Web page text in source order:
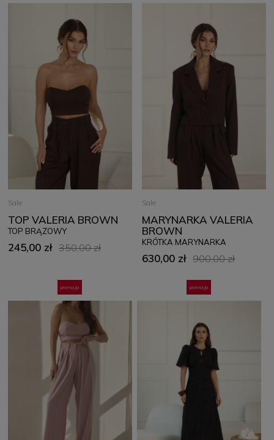
Sale
TOP VALERIA BROWN
TOP BRĄZOWY
245,00 zł 350,00 zł
Sale
MARYNARKA VALERIA
BROWN
KRÓTKA MARYNARKA
630,00 zł 900,00 zł
promocja promocja